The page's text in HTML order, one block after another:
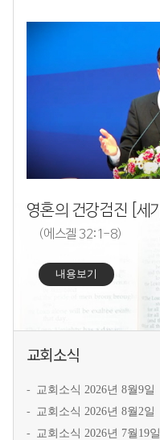
(에스겔 32:1-8)
내용보기
교회소식
교회소식 2026년 8월9일
교회소식 2026년 8월2일
교회소식 2026년 7월19일